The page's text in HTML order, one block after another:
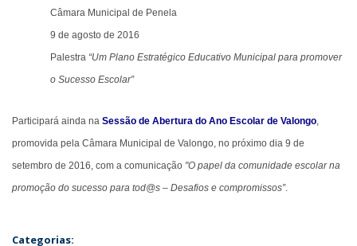
Câmara Municipal de Penela
9 de agosto de 2016
Palestra “Um Plano Estratégico Educativo Municipal para promover
o Sucesso Escolar”
Participará ainda na Sessão de Abertura do Ano Escolar de Valongo,
promovida pela Câmara Municipal de Valongo, no próximo dia 9 de
setembro de 2016, com a comunicação "O papel da comunidade escolar na
promoção do sucesso para tod@s – Desafios e compromissos”.
Categorias: